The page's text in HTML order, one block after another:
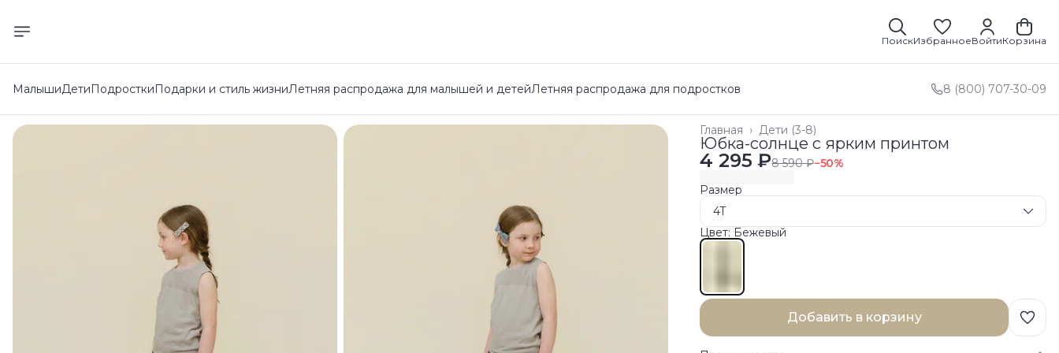
ПоискИзбранноеВойтиКорзина
МалышиДетиПодросткиПодарки и стиль жизниЛетняя распродажа для малышей и детейЛетняя распродажа для подростков 8 (800) 707-30-09
Дети (3-8)
Главная ›
Юбка-солнце с ярким принтом
4 295 ₽8 590 ₽−50%
Размер
4T
Цвет: Бежевый
Добавить в корзину